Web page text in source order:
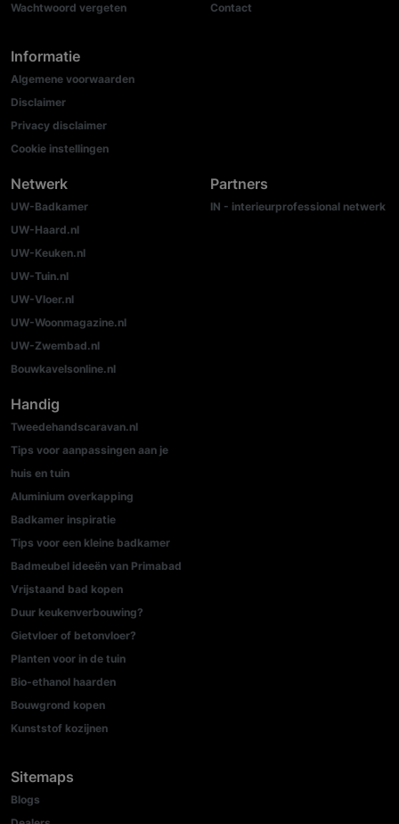
Wachtwoord vergeten
Informatie
Algemene voorwaarden
Disclaimer
Privacy disclaimer
Cookie instellingen
Contact
Netwerk
UW-Badkamer
UW-Haard.nl
UW-Keuken.nl
UW-Tuin.nl
UW-Vloer.nl
UW-Woonmagazine.nl
UW-Zwembad.nl
Bouwkavelsonline.nl
Partners
IN - interieurprofessional netwerk
Handig
Tweedehandscaravan.nl
Tips voor aanpassingen aan je
huis en tuin
Aluminium overkapping
Badkamer inspiratie
Tips voor een kleine badkamer
Badmeubel ideeën van Primabad
Vrijstaand bad kopen
Duur keukenverbouwing?
Gietvloer of betonvloer?
Planten voor in de tuin
Bio-ethanol haarden
Bouwgrond kopen
Kunststof kozijnen
Sitemaps
Blogs